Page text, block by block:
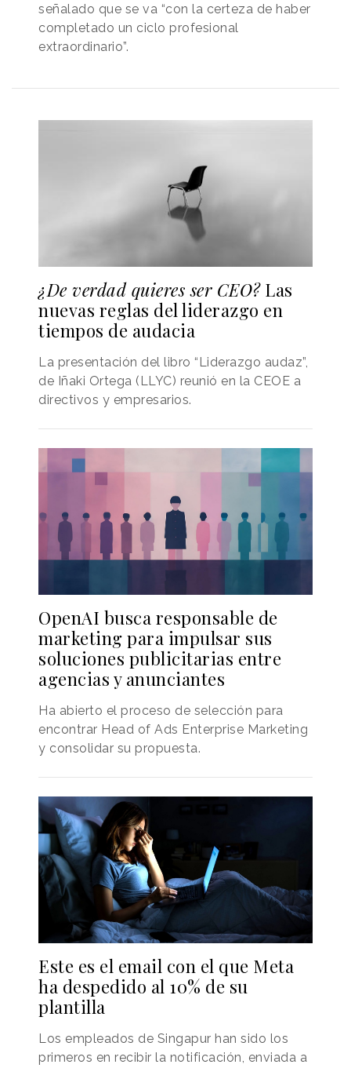
señalado que se va “con la certeza de haber
completado un ciclo profesional
extraordinario”.
¿De verdad quieres ser CEO?Las
nuevas reglas del liderazgo en
tiempos de audacia
La presentación del libro “Liderazgo audaz”,
de Iñaki Ortega (LLYC) reunió en la CEOE a
directivos y empresarios.
OpenAI busca responsable de
marketing para impulsar sus
soluciones publicitarias entre
agencias y anunciantes
Ha abierto el proceso de selección para
encontrar Head of Ads Enterprise Marketing
y consolidar su propuesta.
Este es el email con el que Meta
ha despedido al 10% de su
plantilla
Los empleados de Singapur han sido los
primeros en recibir la notificación, enviada a